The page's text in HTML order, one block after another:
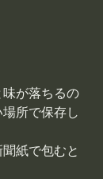
が落ちるの
所で保存し
紙で包むと